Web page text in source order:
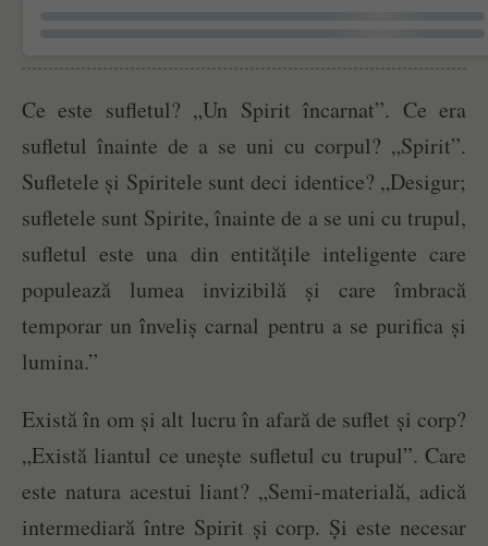
Ce este sufletul? „Un Spirit încarnat”. Ce era
sufletul înainte de a se uni cu corpul? „Spirit”.
Sufletele și Spiritele sunt deci identice? „Desigur;
sufletele sunt Spirite, înainte de a se uni cu trupul,
sufletul este una din entitățile inteligente care
populează lumea invizibilă și care îmbracă
temporar un înveliș carnal pentru a se purifica și
lumina.”
Există în om și alt lucru în afară de suflet și corp?
„Există liantul ce unește sufletul cu trupul”. Care
este natura acestui liant? „Semi-materială, adică
intermediară între Spirit și corp. Și este necesar